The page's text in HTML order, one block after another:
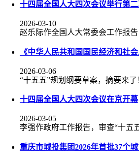
十四届全国人大四次会议举行第
2026-03-10
赵乐际作全国人大常委会工作报
《中华人民共和国国民经济和社
2026-03-06
“十五五”规划纲要草案，摘要来了
十四届全国人大四次会议在京开幕
2026-03-05
李强作政府工作报告，审查“十五
重庆市城投集团2026年首批37个